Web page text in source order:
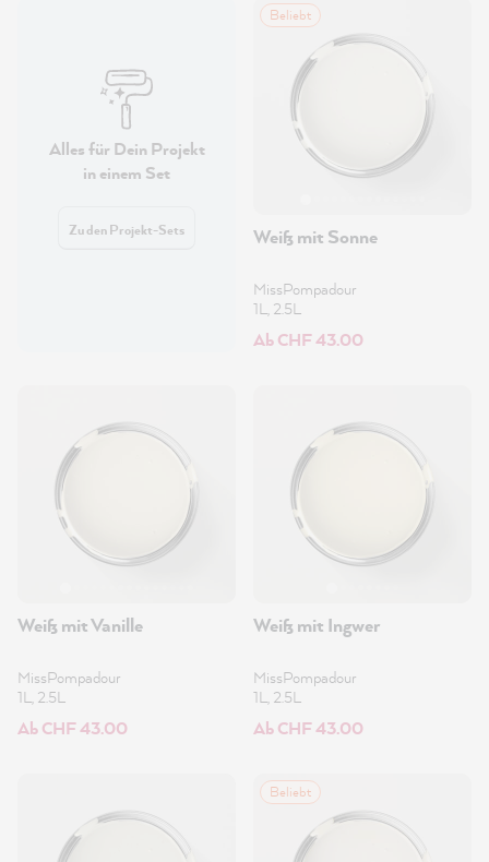
Alles für Dein Projekt
in einem Set
Zu den Projekt-Sets
Beliebt
Weiß mit Sonne
MissPompadour
1L, 2.5L
Ab CHF 43.00
Weiß mit Vanille
MissPompadour
1L, 2.5L
Ab CHF 43.00
Weiß mit Ingwer
MissPompadour
1L, 2.5L
Ab CHF 43.00
Beliebt